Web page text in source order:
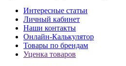
Интересные статьи
Личный кабинет
Наши контакты
Онлайн-Калькулятор
Товары по брендам
Уценка товаров